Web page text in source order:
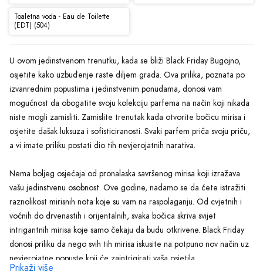
Toaletna voda - Eau de Toilette
(EDT) (504)
U ovom jedinstvenom trenutku, kada se bliži Black Friday Bugojno,
osjetite kako uzbuđenje raste diljem grada. Ova prilika, poznata po
izvanrednim popustima i jedinstvenim ponudama, donosi vam
mogućnost da obogatite svoju kolekciju parfema na način koji nikada
niste mogli zamisliti. Zamislite trenutak kada otvorite bočicu mirisa i
osjetite dašak luksuza i sofisticiranosti. Svaki parfem priča svoju priču,
a vi imate priliku postati dio tih nevjerojatnih narativa.
Nema boljeg osjećaja od pronalaska savršenog mirisa koji izražava
vašu jedinstvenu osobnost. Ove godine, nadamo se da ćete istražiti
raznolikost mirisnih nota koje su vam na raspolaganju. Od cvjetnih i
voćnih do drvenastih i orijentalnih, svaka bočica skriva svijet
intrigantnih mirisa koje samo čekaju da budu otkrivene. Black Friday
donosi priliku da nego svih tih mirisa iskusite na potpuno nov način uz
nevjerojatne popuste koji će zaintrigirati vaša osjetila.
Prikaži više